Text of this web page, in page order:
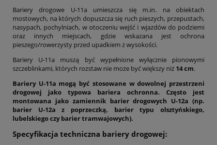
Bariery drogowe U-11a umieszcza się m.in. na obiektach
mostowych, na których dopuszcza się ruch pieszych, przepustach,
nasypach, pochylniach, w otoczeniu wejść i wjazdów do podziemi
oraz innych miejscach, gdzie wskazana jest ochrona
pieszego/rowerzysty przed upadkiem z wysokości.
Bariery U-11a muszą być wypełnione wyłącznie pionowymi
szczeblinkami, których rozstaw nie może być większy niż 14 cm.
Bariery U-11a mogą być stosowane w dowolnej przestrzeni
drogowej jako typowa bariera ochronna. Często jest
montowana jako zamiennik barier drogowych U-12a (np.
barier U-12a z poprzeczką, barier typu olsztyńskiego,
lubelskiego czy barier tramwajowych).
Specyfikacja techniczna bariery drogowej: